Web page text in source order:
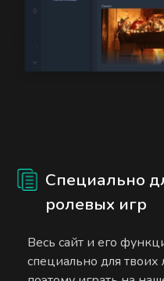
Специально
ролевых игр
Весь сайт и его
специально для